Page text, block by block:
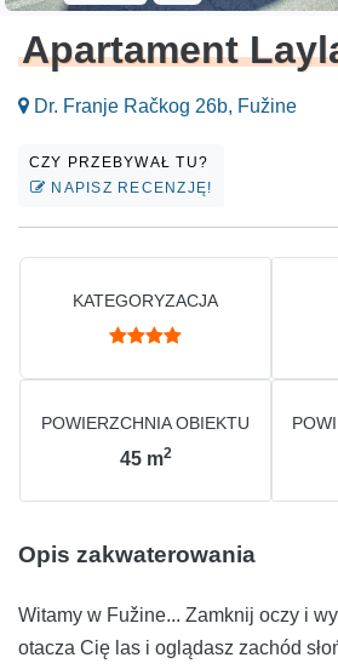
Apartament
Dr. Franje Račkog 26b, Fužine
CZY PRZEBYWAŁ TU?
NAPISZ RECENZJĘ!
KATEGORYZACJA
POWIERZCHNIA OBIEKTU
45 m2
Opis zakwaterowania
Witamy w Fužine... Zamknij oczy i
otacza Cię las i oglądasz zachód